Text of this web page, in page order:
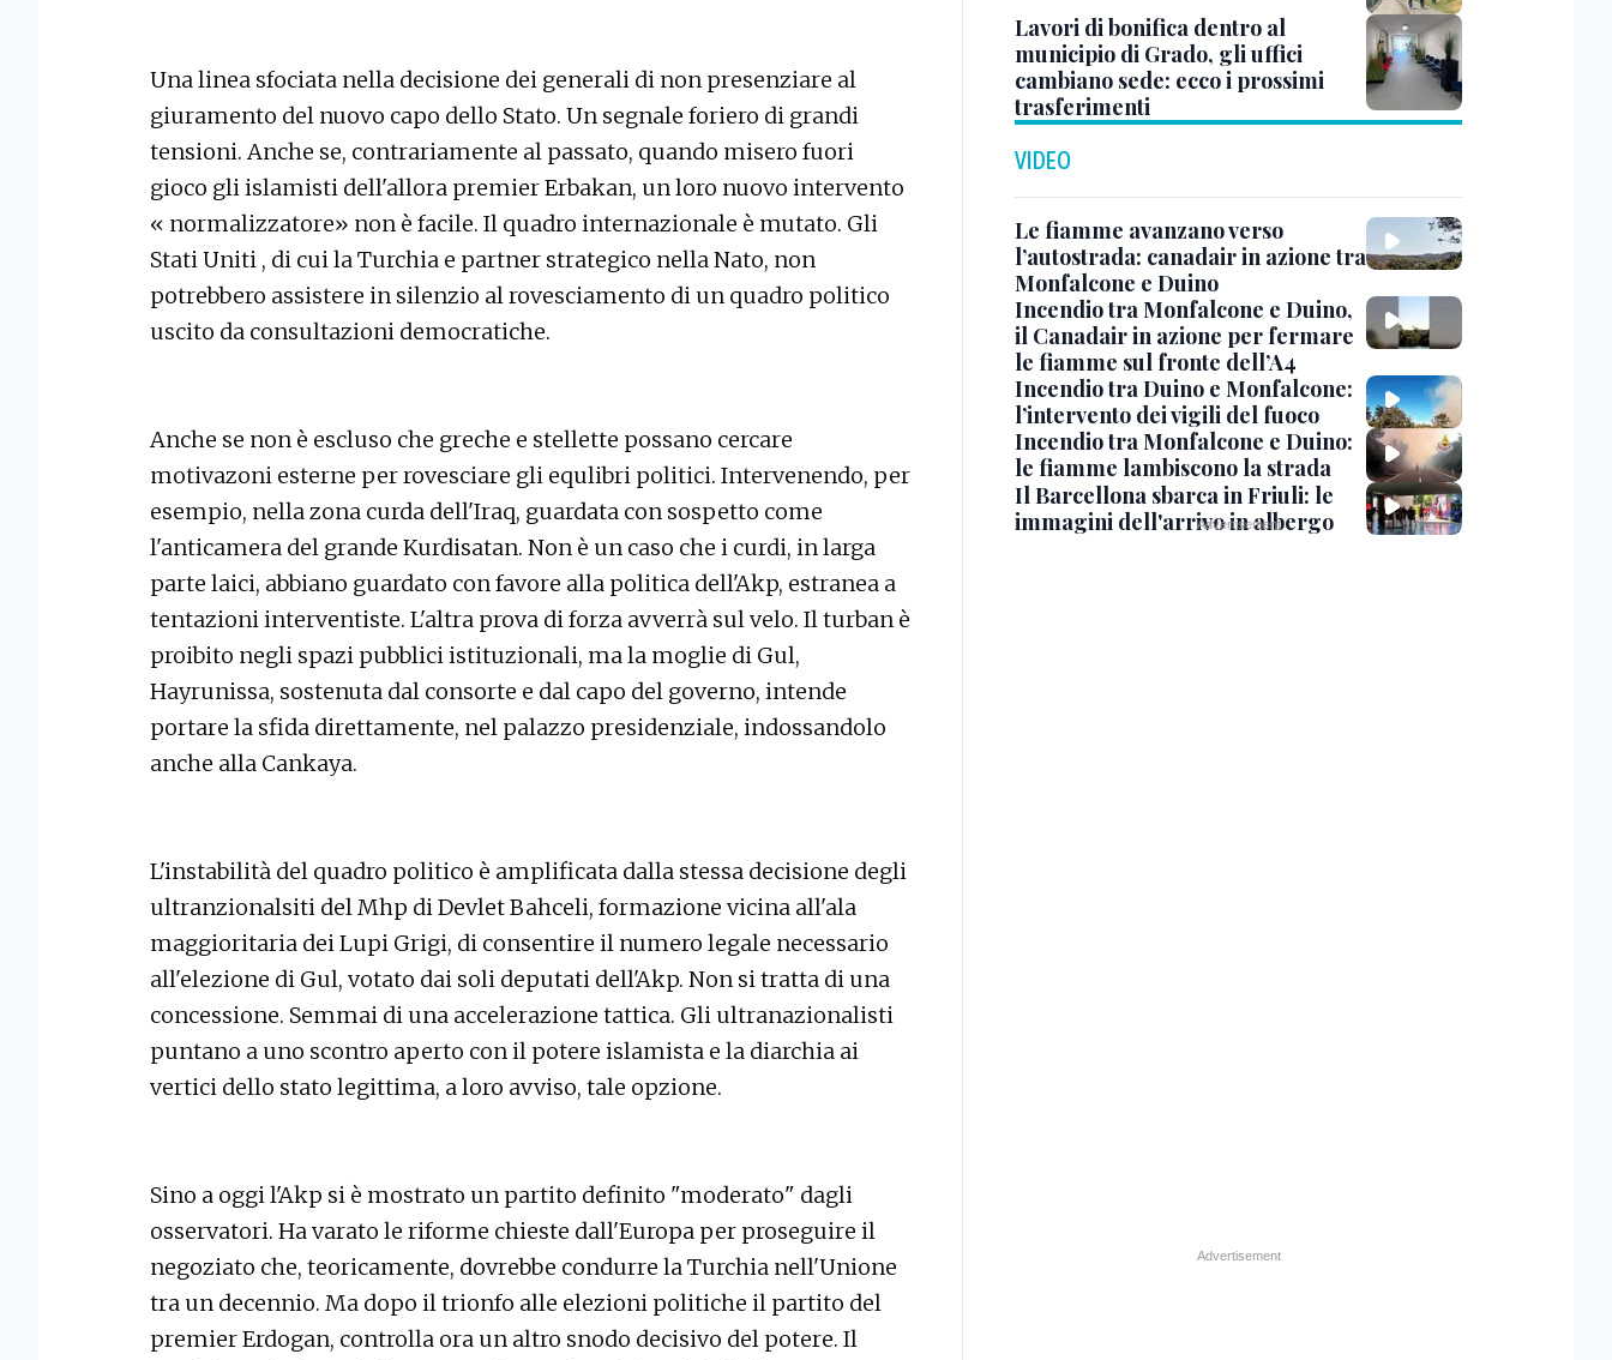
Una linea sfociata nella decisione dei generali di non presenziare al
giuramento del nuovo capo dello Stato. Un segnale foriero di grandi
tensioni. Anche se, contrariamente al passato, quando misero fuori
gioco gli islamisti dell'allora premier Erbakan, un loro nuovo intervento
« normalizzatore» non è facile. Il quadro internazionale è mutato. Gli
Stati Uniti , di cui la Turchia e partner strategico nella Nato, non
potrebbero assistere in silenzio al rovesciamento di un quadro politico
uscito da consultazioni democratiche.
Anche se non è escluso che greche e stellette possano cercare
motivazoni esterne per rovesciare gli equlibri politici. Intervenendo, per
esempio, nella zona curda dell'Iraq, guardata con sospetto come
l'anticamera del grande Kurdisatan. Non è un caso che i curdi, in larga
parte laici, abbiano guardato con favore alla politica dell'Akp, estranea a
tentazioni interventiste. L'altra prova di forza avverrà sul velo. Il turban è
proibito negli spazi pubblici istituzionali, ma la moglie di Gul,
Hayrunissa, sostenuta dal consorte e dal capo del governo, intende
portare la sfida direttamente, nel palazzo presidenziale, indossandolo
anche alla Cankaya.
L'instabilità del quadro politico è amplificata dalla stessa decisione degli
ultranzionalsiti del Mhp di Devlet Bahceli, formazione vicina all'ala
maggioritaria dei Lupi Grigi, di consentire il numero legale necessario
all'elezione di Gul, votato dai soli deputati dell'Akp. Non si tratta di una
concessione. Semmai di una accelerazione tattica. Gli ultranazionalisti
puntano a uno scontro aperto con il potere islamista e la diarchia ai
vertici dello stato legittima, a loro avviso, tale opzione.
Sino a oggi l'Akp si è mostrato un partito definito "moderato" dagli
osservatori. Ha varato le riforme chieste dall'Europa per proseguire il
negoziato che, teoricamente, dovrebbe condurre la Turchia nell'Unione
tra un decennio. Ma dopo il trionfo alle elezioni politiche il partito del
premier Erdogan, controlla ora un altro snodo decisivo del potere. Il
Lavori di bonifica dentro al
municipio di Grado, gli uffici
cambiano sede: ecco i prossimi
trasferimenti
VIDEO
Le fiamme avanzano verso
l’autostrada: canadair in azione tra
Monfalcone e Duino
Incendio tra Monfalcone e Duino,
il Canadair in azione per fermare
le fiamme sul fronte dell’A4
Incendio tra Duino e Monfalcone:
l’intervento dei vigili del fuoco
Incendio tra Monfalcone e Duino:
le fiamme lambiscono la strada
Il Barcellona sbarca in Friuli: le
immagini dell'arrivo in albergo